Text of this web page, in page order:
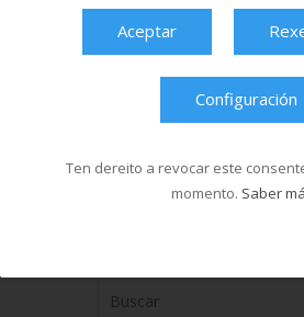
Ver máis videos
Aceptar
Configuración
Ten dereito a revocar este
momento. Saber